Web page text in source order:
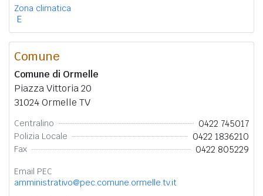
Zona climatica
E
Comune
Comune di Ormelle
Piazza Vittoria 20
31024 Ormelle TV
Centralino 0422 745017
Polizia Locale 0422 1836210
Fax 0422 805229
Email PEC
amministrativo@pec.comune.ormelle.tv.it